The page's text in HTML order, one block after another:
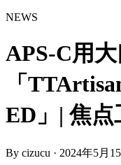
NEWS
APS-C用
「
ED」| 焦点
By cizucu · 2024年5月